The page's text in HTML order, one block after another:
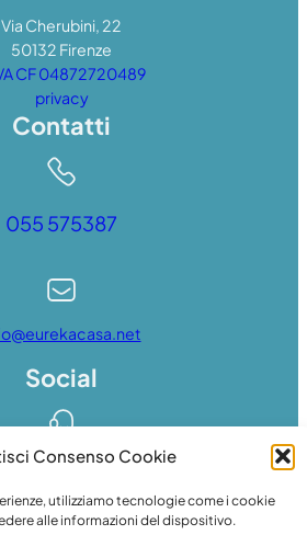
Consenso Cookie
utilizziamo tecnologie come i cookie
alle informazioni del dispositivo.
Via Cherubini, 22
50132 Firenze
CF 04872720489
privacy
Contatti
055 575387
Social